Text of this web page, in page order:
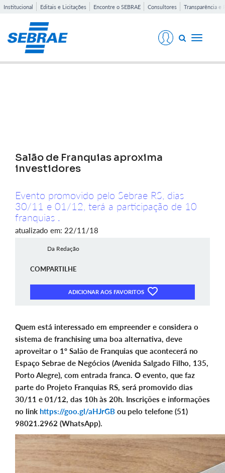
Institucional Editais e Licitações Encontre o SEBRAE Consultores Transparência e
Toggle
Salão de Franquias aproxima
investidores
Evento promovido pelo Sebrae RS, dias
30/11 e 01/12, terá a participação de 10
franquias .
atualizado em: 22/11/18
Da Redação
COMPARTILHE
ADICIONAR AOS FAVORITOS
Quem está interessado em empreender e considera o
sistema de franchising uma boa alternativa, deve
aproveitar o 1º Salão de Franquias que acontecerá no
Espaço Sebrae de Negócios (Avenida Salgado Filho, 135,
Porto Alegre), com entrada franca. O evento, que faz
parte do Projeto Franquias RS, será promovido dias
30/11 e 01/12, das 10h às 20h. Inscrições e informações
no link https://goo.gl/aHJrGB ou pelo telefone (51)
98021.2962 (WhatsApp).